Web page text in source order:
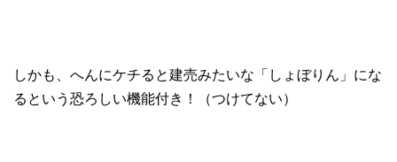
しかも、へんにケチると建売みたいな「しょぼりん」にな
るという恐ろしい機能付き！（つけてない）